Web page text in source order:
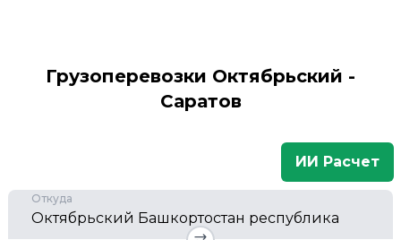
Грузоперевозки Октябрьский -
Саратов
ИИ Расчет
Откуда